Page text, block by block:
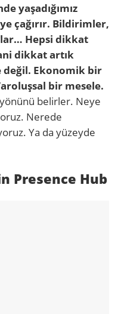
yaşadığımız
çağırır. Bildirimler,
Hepsi dikkat
dikkat artık
değil. Ekonomik bir
bir mesele.
yönünü belirler. Neye
Nerede
Ya da yüzeyde
Presence Hub